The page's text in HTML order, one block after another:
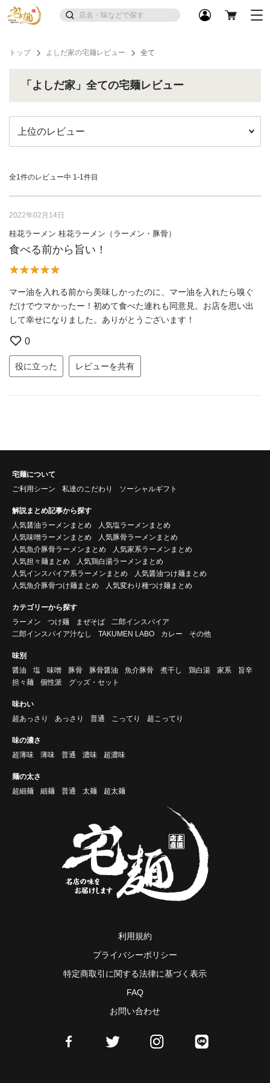
トップ よしだ家の宅麺レビュー 全て
「よしだ家」全ての宅麺レビュー
全1件のレビュー中 1-1件目
2022年02月14日
桂花ラーメン 桂花ラーメン（ラーメン・豚骨）
食べる前から旨い！
マー油を入れる前から美味しかったのに、マー油を入れたら嗅ぐ
だけでウマかったー！初めて食べた連れも同意見。お店を思い出
して幸せになりました。ありがとうございます！
0
役に立った レビューを共有
宅麺について
ご利用シーン
私達のこだわり ソーシャルギフト
解説まとめ記事から探す
人気醤油ラーメンまとめ
人気塩ラーメンまとめ
人気味噌ラーメンまとめ
人気豚骨ラーメンまとめ
人気魚介豚骨ラーメンまとめ
人気家系ラーメンまとめ
人気担々麺まとめ
人気鶏白湯ラーメンまとめ
人気インスパイア系ラーメンまとめ
人気醤油つけ麺まとめ
人気魚介豚骨つけ麺まとめ
人気変わり種つけ麺まとめ
カテゴリーから探す
ラーメン
つけ麺 まぜそば
二郎インスパイア
二郎インスパイア汁なし
TAKUMEN LABO カレー その他
味別
醤油
塩 味噌 豚骨 豚骨醤油 魚介豚骨 煮干し 鶏白湯 家系
旨辛
担々麺
個性派 グッズ・セット
味わい
超あっさり
あっさり 普通 こってり 超こってり
味の濃さ
超薄味
薄味 普通 濃味 超濃味
麺の太さ
超細麺
細麺 普通 太麺 超太麺
利用規約
プライバシーポリシー
特定商取引に関する法律に基づく表示
FAQ
お問い合わせ